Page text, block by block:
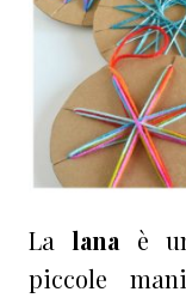
Lalana è
piccole